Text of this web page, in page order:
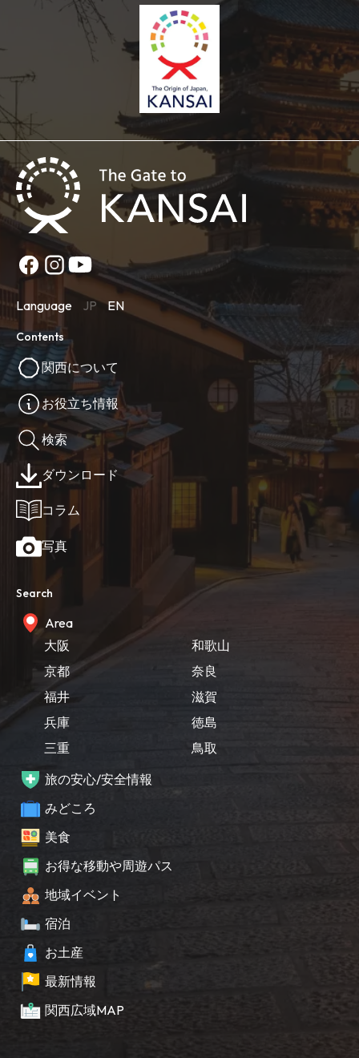
Language JP EN
Contents
関西について
お役立ち情報
検索
ダウンロード
コラム
写真
Search
Area
大阪
京都
福井
兵庫
三重
和歌山
奈良
滋賀
徳島
鳥取
旅の安心/安全情報
みどころ
美食
お得な移動や周遊パス
地域イベント
宿泊
お土産
最新情報
関西広域MAP